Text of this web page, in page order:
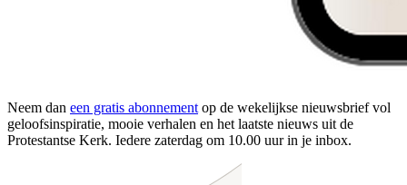
Neem dan een gratis abonnement op de wekelijkse nieuwsbrief vol
geloofsinspiratie, mooie verhalen en het laatste nieuws uit de
Protestantse Kerk. Iedere zaterdag om 10.00 uur in je inbox.